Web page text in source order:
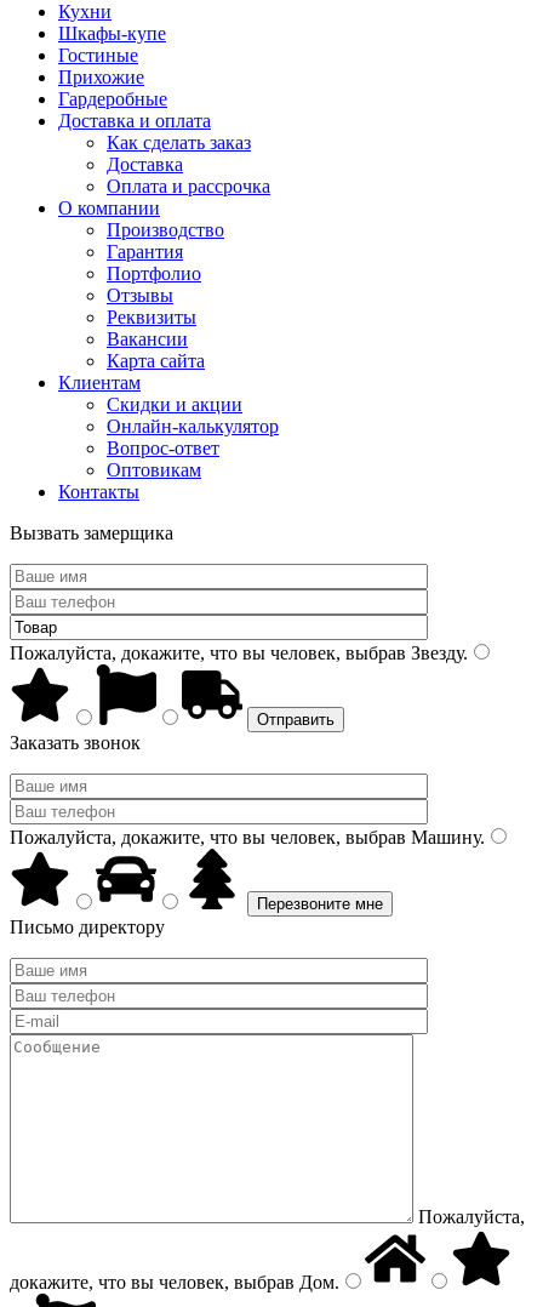
Кухни
Шкафы-купе
Гостиные
Прихожие
Гардеробные
Доставка и оплата
Как сделать заказ
Доставка
Оплата и рассрочка
О компании
Производство
Гарантия
Портфолио
Отзывы
Реквизиты
Вакансии
Карта сайта
Клиентам
Скидки и акции
Онлайн-калькулятор
Вопрос-ответ
Оптовикам
Контакты
Вызвать замерщика
Пожалуйста, докажите, что вы человек, выбрав Звезду.
Заказать звонок
Пожалуйста, докажите, что вы человек, выбрав Машину.
Письмо директору
Пожалуйста,
докажите, что вы человек, выбрав Дом.